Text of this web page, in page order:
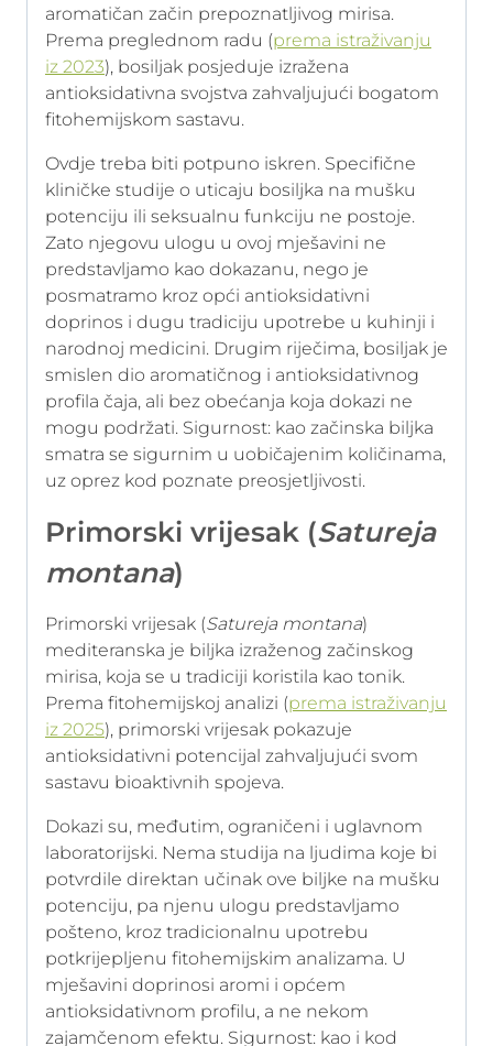
aromatičan začin prepoznatljivog mirisa.
Prema preglednom radu (prema istraživanju
iz 2023), bosiljak posjeduje izražena
antioksidativna svojstva zahvaljujući bogatom
fitohemijskom sastavu.
Ovdje treba biti potpuno iskren. Specifične
kliničke studije o uticaju bosiljka na mušku
potenciju ili seksualnu funkciju ne postoje.
Zato njegovu ulogu u ovoj mješavini ne
predstavljamo kao dokazanu, nego je
posmatramo kroz opći antioksidativni
doprinos i dugu tradiciju upotrebe u kuhinji i
narodnoj medicini. Drugim riječima, bosiljak je
smislen dio aromatičnog i antioksidativnog
profila čaja, ali bez obećanja koja dokazi ne
mogu podržati. Sigurnost: kao začinska biljka
smatra se sigurnim u uobičajenim količinama,
uz oprez kod poznate preosjetljivosti.
Primorski vrijesak (Satureja
montana)
Primorski vrijesak (Satureja montana)
mediteranska je biljka izraženog začinskog
mirisa, koja se u tradiciji koristila kao tonik.
Prema fitohemijskoj analizi (prema istraživanju
iz 2025), primorski vrijesak pokazuje
antioksidativni potencijal zahvaljujući svom
sastavu bioaktivnih spojeva.
Dokazi su, međutim, ograničeni i uglavnom
laboratorijski. Nema studija na ljudima koje bi
potvrdile direktan učinak ove biljke na mušku
potenciju, pa njenu ulogu predstavljamo
pošteno, kroz tradicionalnu upotrebu
potkrijepljenu fitohemijskim analizama. U
mješavini doprinosi aromi i općem
antioksidativnom profilu, a ne nekom
zajamčenom efektu. Sigurnost: kao i kod